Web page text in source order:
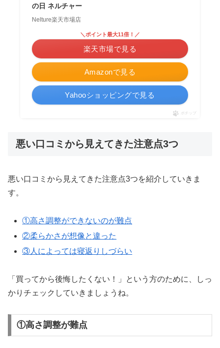
の日 ネルチャー
Nelture楽天市場店
Amazonで見る
＼ポイント最大11倍！／
楽天市場で見る
Yahooショッピングで見る
ポチップ
悪い口コミから見えてきた注意点3つ
悪い口コミから見えてきた注意点3つを紹介していきま
す。
①高さ調整ができないのが難点
②柔らかさが想像と違った
③人によっては寝返りしづらい
「買ってから後悔したくない！」という方のために、しっ
かりチェックしていきましょうね。
①高さ調整が難点